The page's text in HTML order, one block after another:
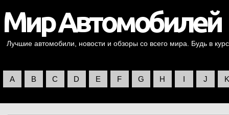
Лучшие автомобили, новости и обзоры со всего мира. Будь в
A B C D E F G H I J K